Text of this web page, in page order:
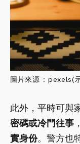
圖片來源 : pexels(
此外，平時可與
密碼或冷門往事
實身份。警方也